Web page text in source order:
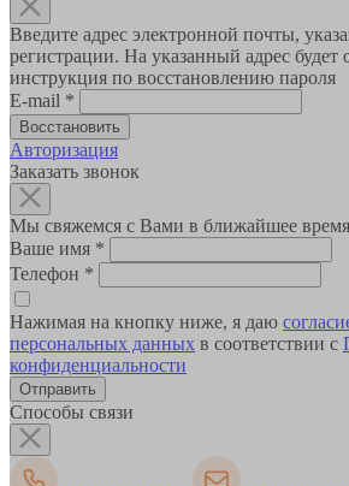
Введите адрес электронной почты,
регистрации. На указанный адрес будет
инструкция по восстановлению пароля
E-mail *
Авторизация
Заказать звонок
Мы свяжемся с Вами в ближайшее время
Ваше имя *
Телефон *
Нажимая на кнопку ниже, я даю
персональных данных в соответствии с
конфиденциальности
Способы связи